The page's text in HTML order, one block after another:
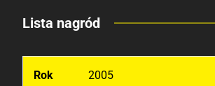
Lista nagród
2005